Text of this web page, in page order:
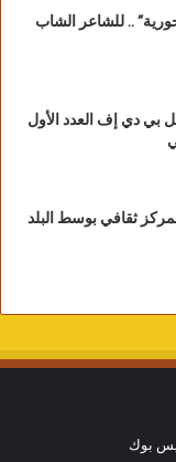
.. للشاعر الشاب
بي دي إف العدد الأول
ثقافي بوسط البلد
بوك